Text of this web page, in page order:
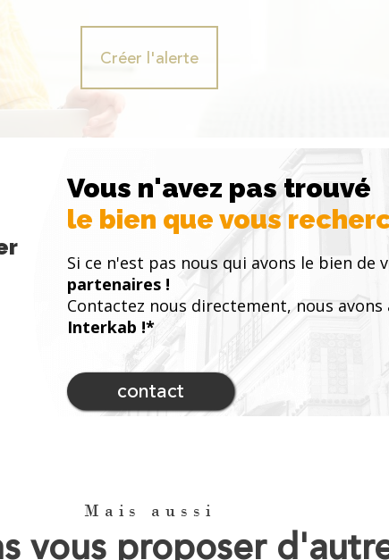
Créer l'alerte
Vous n'avez pas trouvé
le bien que vous
Si ce n'est pas nous qui avons le bien de
partenaires !
Contactez nous directement, nous avons
Interkab !*
contact
Mais aussi
vous proposer